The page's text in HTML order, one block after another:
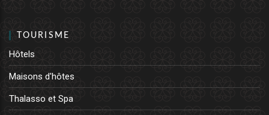
TOURISME
Hôtels
Maisons d'hôtes
Thalasso et Spa